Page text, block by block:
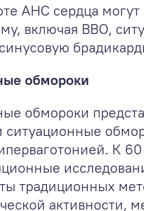
АНС сердца
включая ВВО,
обмороки
обмороки
К
традиционных
активности,